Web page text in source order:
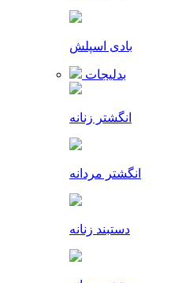
بادی اسپلش
بدلیجات
انگشتر زنانه
انگشتر مردانه
دستبند زنانه